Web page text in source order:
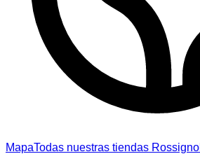
MapaTodas nuestras tiendas Rossignol